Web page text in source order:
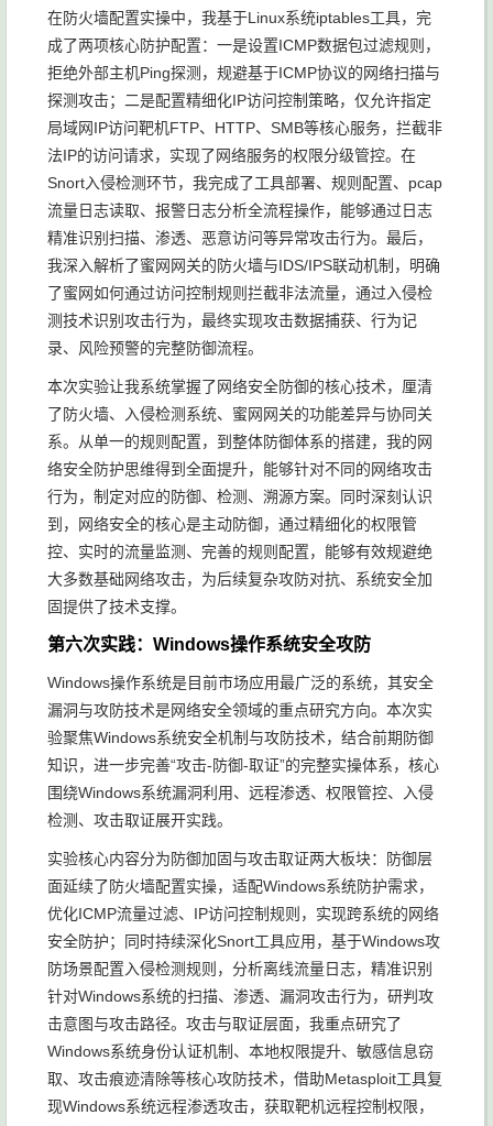
在防火墙配置实操中，我基于Linux系统iptables工具，完
成了两项核心防护配置：一是设置ICMP数据包过滤规则，
拒绝外部主机Ping探测，规避基于ICMP协议的网络扫描与
探测攻击；二是配置精细化IP访问控制策略，仅允许指定
局域网IP访问靶机FTP、HTTP、SMB等核心服务，拦截非
法IP的访问请求，实现了网络服务的权限分级管控。在
Snort入侵检测环节，我完成了工具部署、规则配置、pcap
流量日志读取、报警日志分析全流程操作，能够通过日志
精准识别扫描、渗透、恶意访问等异常攻击行为。最后，
我深入解析了蜜网网关的防火墙与IDS/IPS联动机制，明确
了蜜网如何通过访问控制规则拦截非法流量，通过入侵检
测技术识别攻击行为，最终实现攻击数据捕获、行为记
录、风险预警的完整防御流程。
本次实验让我系统掌握了网络安全防御的核心技术，厘清
了防火墙、入侵检测系统、蜜网网关的功能差异与协同关
系。从单一的规则配置，到整体防御体系的搭建，我的网
络安全防护思维得到全面提升，能够针对不同的网络攻击
行为，制定对应的防御、检测、溯源方案。同时深刻认识
到，网络安全的核心是主动防御，通过精细化的权限管
控、实时的流量监测、完善的规则配置，能够有效规避绝
大多数基础网络攻击，为后续复杂攻防对抗、系统安全加
固提供了技术支撑。
第六次实践：Windows操作系统安全攻防
Windows操作系统是目前市场应用最广泛的系统，其安全
漏洞与攻防技术是网络安全领域的重点研究方向。本次实
验聚焦Windows系统安全机制与攻防技术，结合前期防御
知识，进一步完善“攻击-防御-取证”的完整实操体系，核心
围绕Windows系统漏洞利用、远程渗透、权限管控、入侵
检测、攻击取证展开实践。
实验核心内容分为防御加固与攻击取证两大板块：防御层
面延续了防火墙配置实操，适配Windows系统防护需求，
优化ICMP流量过滤、IP访问控制规则，实现跨系统的网络
安全防护；同时持续深化Snort工具应用，基于Windows攻
防场景配置入侵检测规则，分析离线流量日志，精准识别
针对Windows系统的扫描、渗透、漏洞攻击行为，研判攻
击意图与攻击路径。攻击与取证层面，我重点研究了
Windows系统身份认证机制、本地权限提升、敏感信息窃
取、攻击痕迹清除等核心攻防技术，借助Metasploit工具复
现Windows系统远程渗透攻击，获取靶机远程控制权限，